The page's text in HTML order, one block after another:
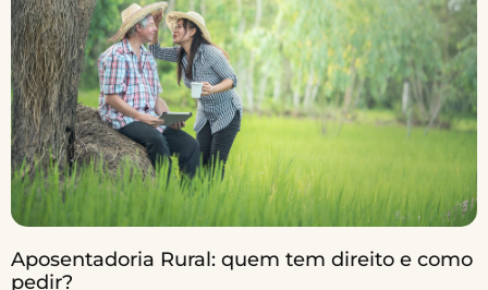
Aposentadoria Rural: quem tem direito e como
pedir?